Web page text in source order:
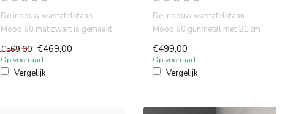
De inbouw wastafelkraan
Mood 60 mat zwart is gemaakt
€569,00 €469,00
Op voorraad
Vergelijk
De Inbouw wastafelkraan
Mood 60 gunmetal met 21 cm
€499,00
Op voorraad
Vergelijk